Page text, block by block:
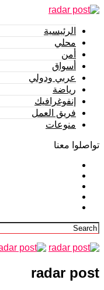
الرئيسية
محلي
أمن
أسواق
عربي ودولي
رياضة
إنفوغرافيك
فريق العمل
منوعات
تواصلوا معنا
radar post